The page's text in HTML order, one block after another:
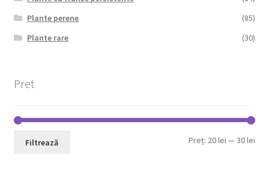
Plante perene
(85)
Plante rare
(30)
Pret
Filtrează Preț: 20 lei —30 lei